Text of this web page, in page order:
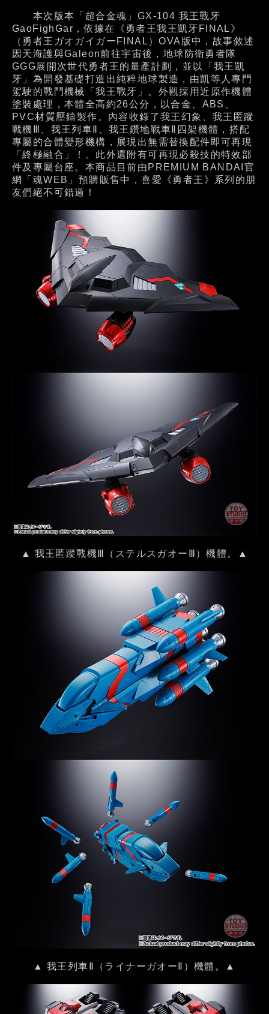
本次版本「超合金魂」GX-104 我王戰牙
GaoFighGar，依據在《勇者王我王凱牙FINAL》
（勇者王ガオガイガーFINAL）OVA版中，故事敘述
因天海護與Galeon前往宇宙後，地球防衛勇者隊
GGG展開次世代勇者王的量產計劃，並以「我王凱
牙」為開發基礎打造出純粹地球製造，由凱等人專門
駕駛的戰鬥機械「我王戰牙」。外觀採用近原作機體
塗裝處理，本體全高約26公分，以合金、ABS、
PVC材質壓鑄製作。內容收錄了我王幻象、我王匿蹤
戰機Ⅲ、我王列車Ⅱ、我王鑽地戰車Ⅱ四架機體，搭配
專屬的合體變形機構，展現出無需替換配件即可再現
「終極融合」！。此外還附有可再現必殺技的特效部
件及專屬台座。本商品目前由PREMIUM BANDAI官
網「魂WEB」預購販售中，喜愛《勇者王》系列的朋
友們絕不可錯過！
▲ 我王匿蹤戰機Ⅲ（ステルスガオーⅢ）機體。▲
▲ 我王列車Ⅱ（ライナーガオーⅡ）機體。▲